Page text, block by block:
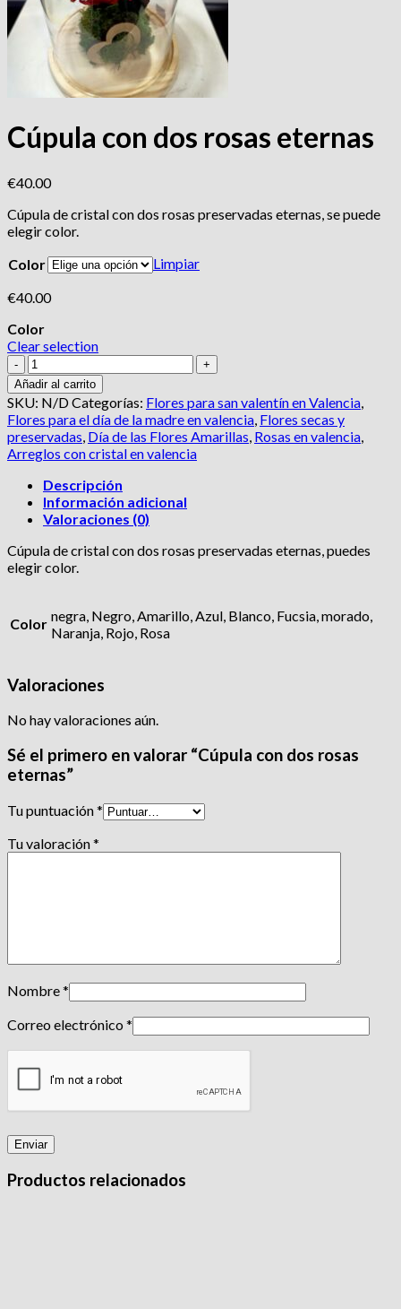
Cúpula con dos rosas eternas
€40.00
Cúpula de cristal con dos rosas preservadas eternas, se puede
elegir color.
Color
Limpiar
€40.00
Color
Clear selection
Cúpula
con
dos
rosas
eternas
cantidad
Añadir al carrito
SKU: N/DCategorías: Flores para san valentín en Valencia,
Flores para el día de la madre en valencia, Flores secas y
preservadas, Día de las Flores Amarillas, Rosas en valencia,
Arreglos con cristal en valencia
Descripción
Información adicional
Valoraciones (0)
Cúpula de cristal con dos rosas preservadas eternas, puedes
elegir color.
Color negra, Negro, Amarillo, Azul, Blanco, Fucsia, morado,
Naranja, Rojo, Rosa
Valoraciones
No hay valoraciones aún.
Sé el primero en valorar “Cúpula con dos rosas
eternas”
Tu puntuación*
Tu valoración*
Nombre*
Correo electrónico *
Productos relacionados